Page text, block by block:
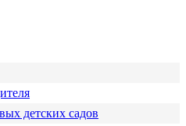
детских садов